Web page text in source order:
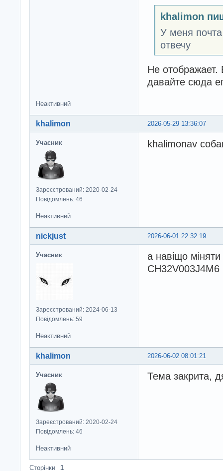
khalimon
У меня
отвечу
Не
давайте сюда
Неактивний
2026-05-29 13:36:07
khalimon
Учасник
Зареєстрований: 2020-02-24
Повідомлень: 46
khalimonav
Неактивний
2026-06-01 22:32:19
nickjust
Учасник
Зареєстрований: 2024-06-13
Повідомлень: 59
а навіщо
CH32V003J4M6
Неактивний
2026-06-02 08:01:21
khalimon
Учасник
Зареєстрований: 2020-02-24
Повідомлень: 46
Тема закрита,
Неактивний
Сторінки 1